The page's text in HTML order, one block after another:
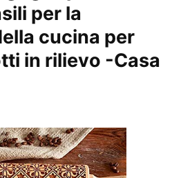
per la
cucina per
in rilievo -Casa